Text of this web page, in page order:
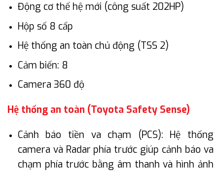
Động cơ thế hệ mới (công suất 202HP)
Hộp số 8 cấp
Hệ thống an toàn chủ động (TSS 2)
Cảm biến: 8
Camera 360 độ
Hệ thống an toàn (Toyota Safety Sense)
Cảnh báo tiền va chạm (PCS): Hệ thống
camera và Radar phía trước giúp cảnh báo va
chạm phía trước bằng âm thanh và hình ảnh